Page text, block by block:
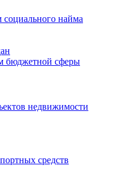
найма
бюджетной сферы
недвижимости
средств